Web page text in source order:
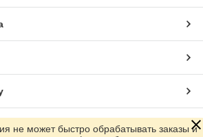
Prom.ua
не может быстро обрабатывать заказы и